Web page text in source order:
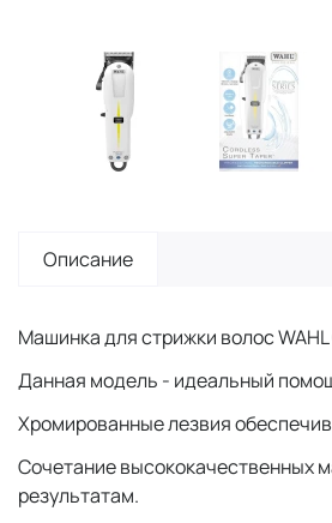
Описание
Машинка для стрижки волос
Данная модель - идеальный
Хромированные лезвия
Сочетание высококачественных
результатам.